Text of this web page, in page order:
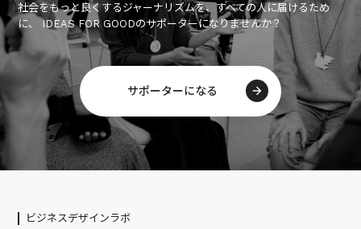
社会をもっと良くするジャーナリズムを、すべての人に届けるため
に、 IDEAS FOR GOODのサポーターになりませんか？
サポーターになる
ビジネスデザインラボ